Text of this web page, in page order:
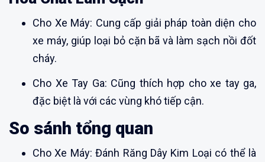
Cho Xe Máy: Cung cấp giải pháp toàn diện cho
xe máy, giúp loại bỏ cặn bã và làm sạch nồi đốt
cháy.
Cho Xe Tay Ga: Cũng thích hợp cho xe tay ga,
đặc biệt là với các vùng khó tiếp cận.
So sánh tổng quan
Cho Xe Máy: Đánh Răng Dây Kim Loại có thể là